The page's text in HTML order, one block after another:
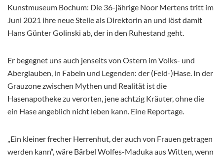
Kunstmuseum Bochum: Die 36-jährige Noor Mertens tritt im
Juni 2021 ihre neue Stelle als Direktorin an und löst damit
Hans Günter Golinski ab, der in den Ruhestand geht.
Er begegnet uns auch jenseits von Ostern im Volks- und
Aberglauben, in Fabeln und Legenden: der (Feld-)Hase. In der
Grauzone zwischen Mythen und Realität ist die
Hasenapotheke zu verorten, jene achtzig Kräuter, ohne die
ein Hase angeblich nicht leben kann. Eine Reportage.
„Ein kleiner frecher Herrenhut, der auch von Frauen getragen
werden kann“, wäre Bärbel Wolfes-Maduka aus Witten, wenn